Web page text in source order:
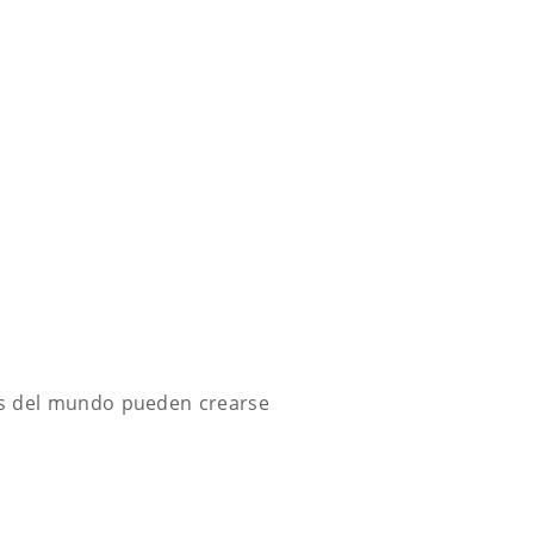
del mundo pueden crearse